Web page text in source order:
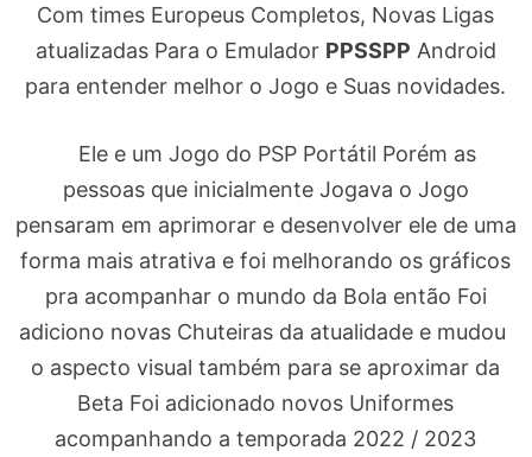
Com times Europeus Completos, Novas Ligas
atualizadas Para o Emulador PPSSPP Android
para entender melhor o Jogo e Suas novidades.
Ele e um Jogo do PSP Portátil Porém as
pessoas que inicialmente Jogava o Jogo
pensaram em aprimorar e desenvolver ele de uma
forma mais atrativa e foi melhorando os gráficos
pra acompanhar o mundo da Bola então Foi
adiciono novas Chuteiras da atualidade e mudou
o aspecto visual também para se aproximar da
Beta Foi adicionado novos Uniformes
acompanhando a temporada 2022 / 2023